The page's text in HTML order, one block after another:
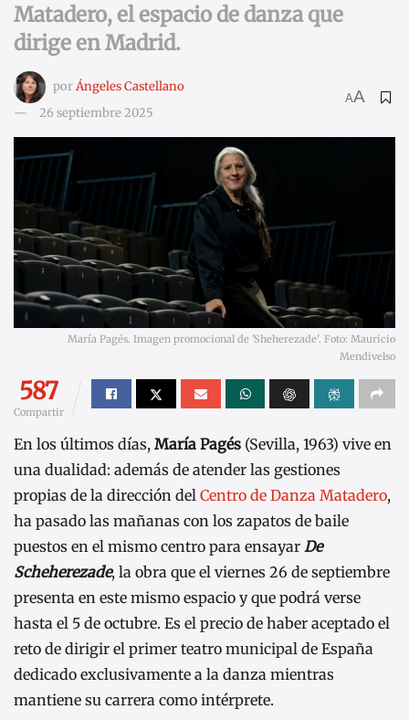
Matadero, el espacio de danza que
dirige en Madrid.
porÁngeles Castellano
26 septiembre 2025
AA
María Pagés. Imagen promocional de 'Sheherezade'. Foto: Mauricio
Mendivelso
587
Compartir
En los últimos días, María Pagés (Sevilla, 1963) vive en
una dualidad: además de atender las gestiones
propias de la dirección del Centro de Danza Matadero,
ha pasado las mañanas con los zapatos de baile
puestos en el mismo centro para ensayar De
Scheherezade, la obra que el viernes 26 de septiembre
presenta en este mismo espacio y que podrá verse
hasta el 5 de octubre. Es el precio de haber aceptado el
reto de dirigir el primer teatro municipal de España
dedicado exclusivamente a la danza mientras
mantiene su carrera como intérprete.